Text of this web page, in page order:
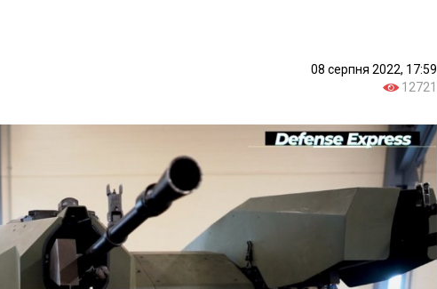
08 серпня 2022, 17:59
12721